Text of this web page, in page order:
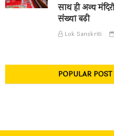
साथ ही अन्य
संख्या बढ़ी
Lok Sanskriti
POPULAR POST